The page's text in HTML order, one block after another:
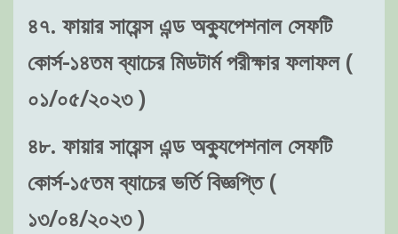
৪৭. ফায়ার সায়েন্স এন্ড অক্যুপেশনাল সেফটি
কোর্স-১৪তম ব্যাচের মিডটার্ম পরীক্ষার ফলাফল (
০১/০৫/২০২৩ )
৪৮. ফায়ার সায়েন্স এন্ড অক্যুপেশনাল সেফটি
কোর্স-১৫তম ব্যাচের ভর্তি বিজ্ঞপ্তি (
১৩/০৪/২০২৩ )